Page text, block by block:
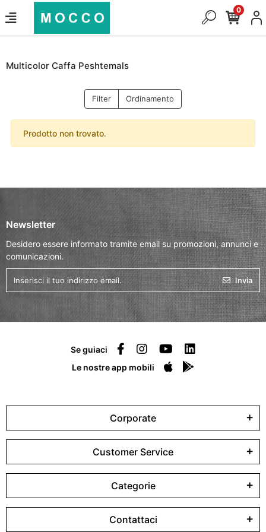
0
Multicolor Caffa Peshtemals
Filter Ordinamento
Prodotto non trovato.
Newsletter
Desidero essere informato tramite email su promozioni, annunci e
comunicazioni.
Invia
Se guiaci
Le nostre app mobili
Corporate
Customer Service
Categorie
Contattaci